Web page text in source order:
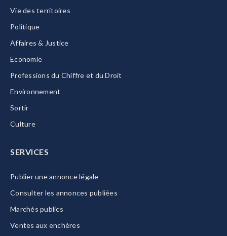
Vie des territoires
Politique
Affaires & Justice
Economie
Professions du Chiffre et du Droit
Environnement
Sortir
Culture
SERVICES
Publier une annonce légale
Consulter les annonces publiées
Marchés publics
Ventes aux enchères